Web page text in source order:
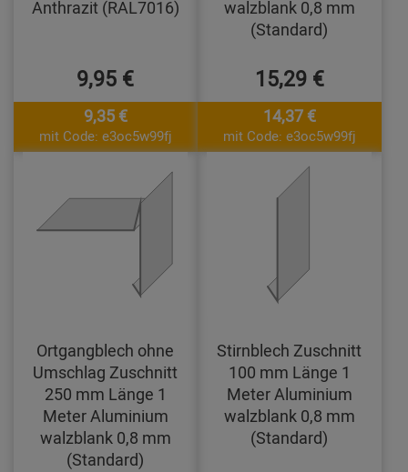
Anthrazit (RAL7016)
9,95 €
9,35 €
mit Code: e3oc5w99fj
walzblank 0,8 mm
(Standard)
15,29 €
14,37 €
mit Code: e3oc5w99fj
Ortgangblech ohne
Umschlag Zuschnitt
250 mm Länge 1
Meter Aluminium
walzblank 0,8 mm
(Standard)
Stirnblech Zuschnitt
100 mm Länge 1
Meter Aluminium
walzblank 0,8 mm
(Standard)